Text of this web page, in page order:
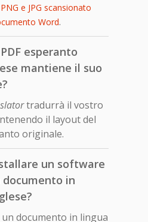
e JPG scansionato
Word.
esperanto
mantiene il suo
tradurrà il vostro
il layout del
originale.
un software
in
documento in lingua